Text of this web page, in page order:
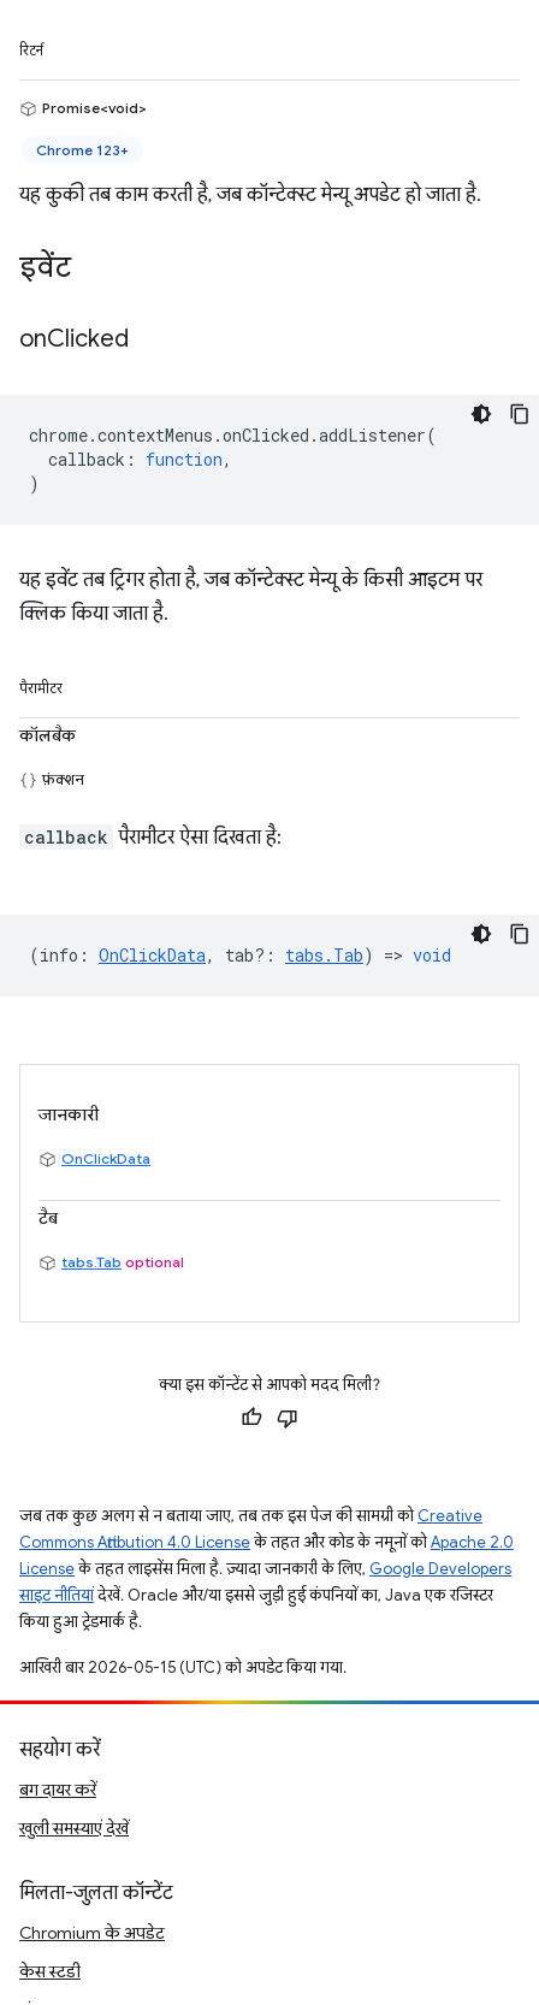
रिटर्न
Promise<void>
Chrome 123+
यह कुकी तब काम करती है, जब कॉन्टेक्स्ट मेन्यू अपडेट हो जाता है.
इवेंट
onClicked
chrome.contextMenus .onClicked .addListener(
callback : function,
)
यह इवेंट तब ट्रिगर होता है, जब कॉन्टेक्स्ट मेन्यू के किसी आइटम पर
क्लिक किया जाता है.
पैरामीटर
कॉलबैक
फ़ंक्शन
callback पैरामीटर ऐसा दिखता है:
(info : OnClickData, tab? : tabs.Tab) => void
जानकारी
OnClickData
टैब
tabs.Tab optional
क्या इस कॉन्टेंट से आपको मदद मिली?
जब तक कुछ अलग से न बताया जाए, तब तक इस पेज की सामग्री कोCreative
Commons Attribution 4.0 Licenseके तहत और कोड के नमूनों कोApache 2.0
Licenseके तहत लाइसेंस मिला है. ज़्यादा जानकारी के लिए, Google Developers
साइट नीतियांदेखें. Oracle और/या इससे जुड़ी हुई कंपनियों का, Java एक रजिस्टर
किया हुआ ट्रेडमार्क है.
आखिरी बार 2026-05-15 (UTC) को अपडेट किया गया.
सहयोग करें
बग दायर करें
खुली समस्याएं देखें
मिलता-जुलता कॉन्टेंट
Chromium के अपडेट
केस स्टडी